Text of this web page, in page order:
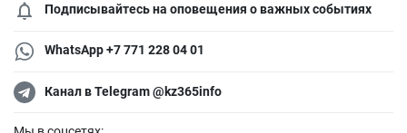
Подписывайтесь на оповещения о важных событиях
WhatsApp +7 771 228 04 01
Канал в Telegram @kz365info